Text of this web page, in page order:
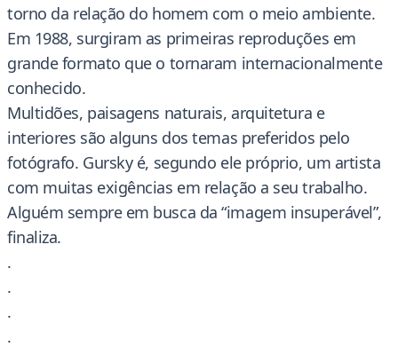
torno da relação do homem com o meio ambiente.
Em 1988, surgiram as primeiras reproduções em
grande formato que o tornaram internacionalmente
conhecido.
Multidões, paisagens naturais, arquitetura e
interiores são alguns dos temas preferidos pelo
fotógrafo. Gursky é, segundo ele próprio, um artista
com muitas exigências em relação a seu trabalho.
Alguém sempre em busca da “imagem insuperável”,
finaliza.
.
.
.
.